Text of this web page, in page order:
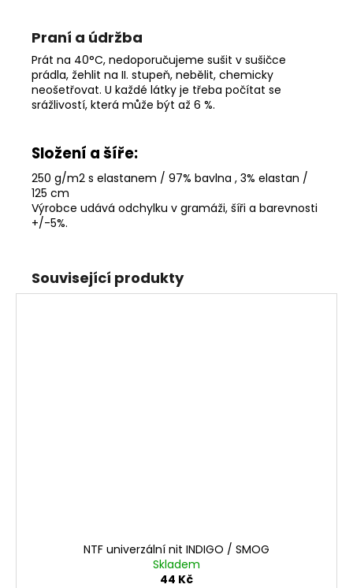
Praní a údržba
Prát na 40°C, nedoporučujeme sušit v sušičce
prádla, žehlit na II. stupeň, nebělit, chemicky
neošetřovat. U každé látky je třeba počítat se
srážlivostí, která může být až 6 %.
Složení a šíře:
250 g/m2 s elastanem / 97% bavlna , 3% elastan /
125 cm
Výrobce udává odchylku v gramáži, šíři a barevnosti
+/-5%.
Související produkty
NTF univerzální nit INDIGO / SMOG
Skladem
44 Kč